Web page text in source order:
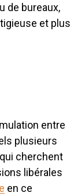
de bureaux,
et plus
entre
plusieurs
cherchent
libérales
en ce